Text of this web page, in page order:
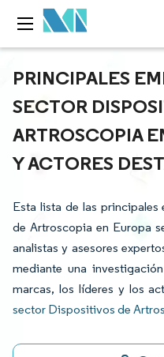
PRINCIPALES
SECTOR
ARTROSCOPIA
Y ACTORES
Esta lista de las
de Artroscopia en Europa
analistas y asesores
mediante una
marcas, los líderes y los
sector Dispositivos de